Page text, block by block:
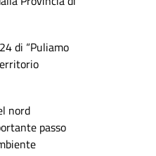
di “Puliamo
nord
passo